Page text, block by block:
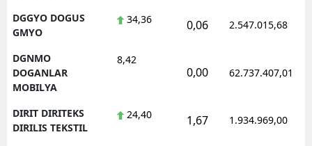
DGGYO DOGUS
GMYO
34,36 0,06 2.547.015,68
DGNMO
DOGANLAR
MOBILYA
8,42
0,00 62.737.407,01
DIRIT DIRITEKS
DIRILIS TEKSTIL
24,40 1,67 1.934.969,00